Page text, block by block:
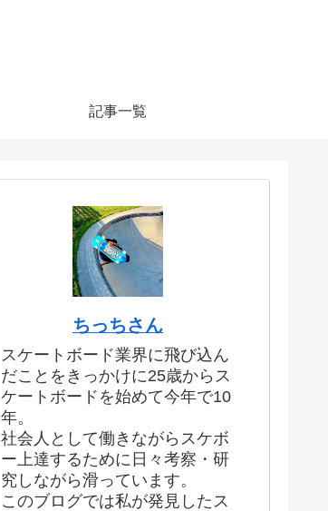
記事一覧
ちっちさん
スケートボード業界に飛び込ん
だことをきっかけに25歳からス
ケートボードを始めて今年で10
年。
社会人として働きながらスケボ
ー上達するために日々考察・研
究しながら滑っています。
このブログでは私が発見したス